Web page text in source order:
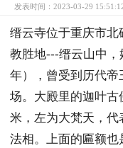
发表时间：2023-03-29
缙云寺位于重庆市北
教胜地---缙云山中
年），曾受到历代
场。大殿里的迦叶
米，左为大梵天，
法相。上面的匾额